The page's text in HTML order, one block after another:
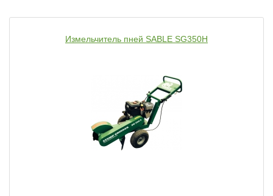
Измельчитель пней SABLE SG350H